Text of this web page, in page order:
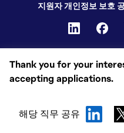
Thank you for your
accepting applications.
해당 직무 공유
지원자 개인정보 보호